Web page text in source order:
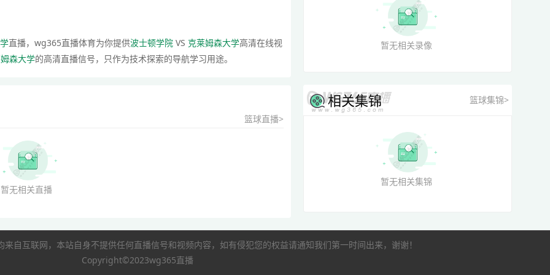
直播，wg365直播体育为你提供波士顿学院 VS 克莱姆森大学高清在线视
森大学的高清直播信号，只作为技术探索的导航学习用途。
篮球直播>
暂无相关直播
暂无相关录像
相关集锦 篮球集锦>
暂无相关集锦
自互联网，本站自身不提供任何直播信号和视频内容，如有侵犯您的权益请通知我们第一时间出来，谢谢！
Copyright©2023wg365直播